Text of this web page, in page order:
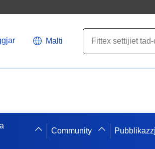
Malti
Community